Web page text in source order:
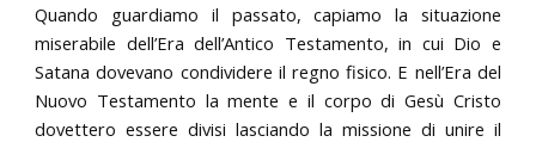
Quando guardiamo il passato, capiamo la situazione
miserabile dell’Era dell’Antico Testamento, in cui Dio e
Satana dovevano condividere il regno fisico. E nell’Era del
Nuovo Testamento la mente e il corpo di Gesù Cristo
dovettero essere divisi lasciando la missione di unire il